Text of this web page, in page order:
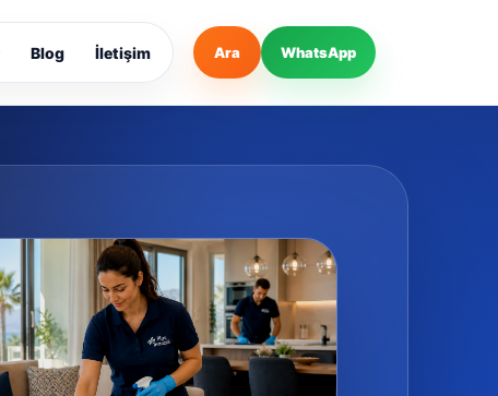
Blog İletişim Ara WhatsApp